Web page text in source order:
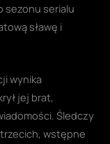
sezonu serialu
sławę i
wynika
jej brat,
Śledczy
wstępne